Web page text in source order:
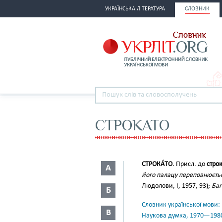
УКРАЇНСЬКА ЛІТЕРАТУРА СЛОВНИК
СТРОКАТО
А
Б
В
СТРОКА́ТО. Присл. до
його палацу
Людолови, І, 1957, 93);
Словник української
Наукова думка,